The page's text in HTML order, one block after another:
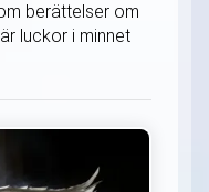
berättelser om
luckor i minnet